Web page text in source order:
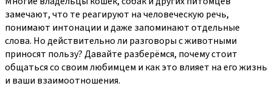
замечают, что те реагируют на человеческую речь,
понимают интонации и даже запоминают отдельные
слова. Но действительно ли разговоры с животными
приносят пользу? Давайте разберёмся, почему стоит
общаться со своим любимцем и как это влияет на его жизнь
и ваши взаимоотношения.